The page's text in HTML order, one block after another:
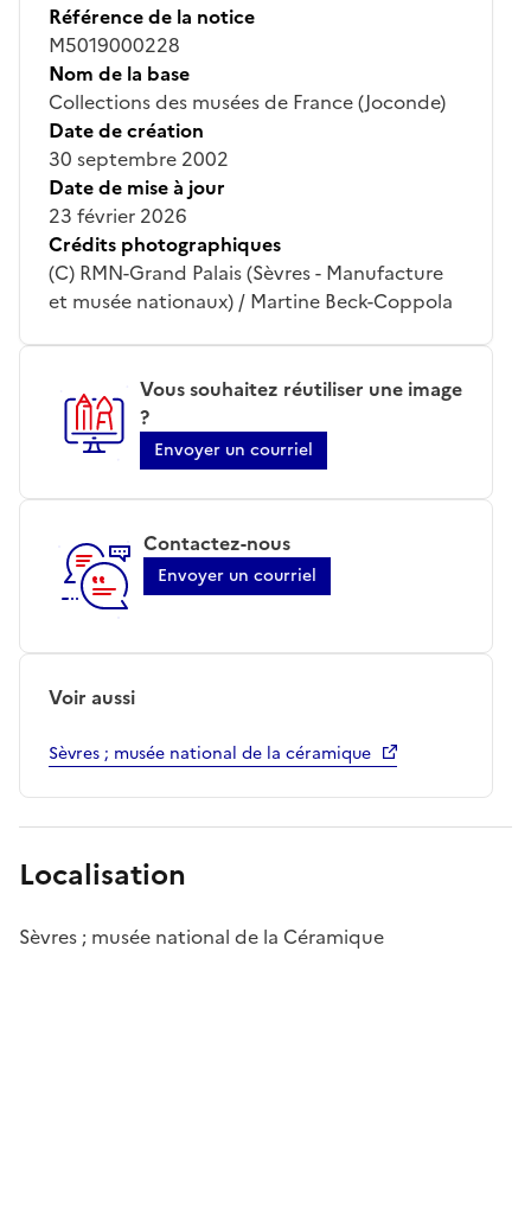
Référence de la notice
M5019000228
Nom de la base
Collections des musées de France (Joconde)
Date de création
30 septembre 2002
Date de mise à jour
23 février 2026
Crédits photographiques
(C) RMN-Grand Palais (Sèvres - Manufacture
et musée nationaux) / Martine Beck-Coppola
Vous souhaitez réutiliser une image
?
Envoyer un courriel
Contactez-nous
Envoyer un courriel
Voir aussi
Sèvres ; musée national de la céramique
Localisation
Sèvres ; musée national de la Céramique